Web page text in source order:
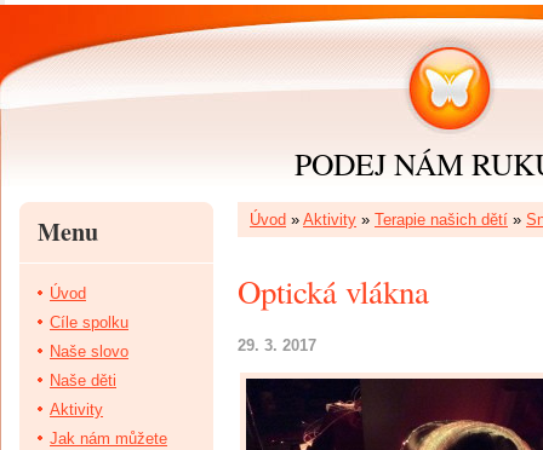
PODEJ NÁM
Úvod » Aktivity » Terapie našich dětí »
Optická vlákna
29. 3. 2017
Menu
Úvod
Cíle spolku
Naše slovo
Naše děti
Aktivity
Jak nám můžete